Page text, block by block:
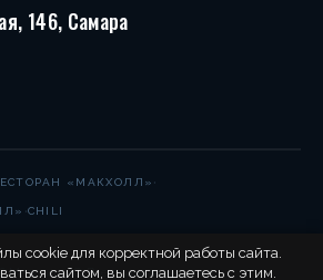
cookie для корректной работы сайта.
сайтом, вы соглашаетесь с этим.
146, Самара
«МАКХОЛЛ» ·
·CHILI
Метелица-С. Все права защищены.